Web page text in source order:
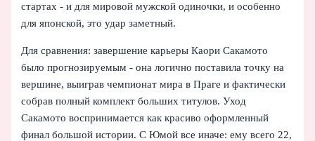
стартах - и для мировой мужской одиночки, и особенно
для японской, это удар заметный.
Для сравнения: завершение карьеры Каори Сакамото
было прогнозируемым - она логично поставила точку на
вершине, выиграв чемпионат мира в Праге и фактически
собрав полный комплект больших титулов. Уход
Сакамото воспринимается как красиво оформленный
финал большой истории. С Юмой все иначе: ему всего 22,